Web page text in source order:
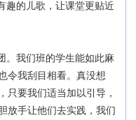
趣的儿歌，让课堂更贴近
我们班的学生能如此麻
令我刮目相看。真没想
只要我们适当加以引导，
放手让他们去实践，我们